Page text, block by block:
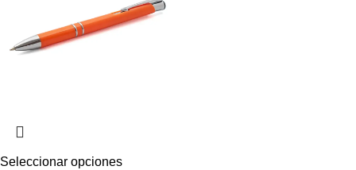
Seleccionar opciones